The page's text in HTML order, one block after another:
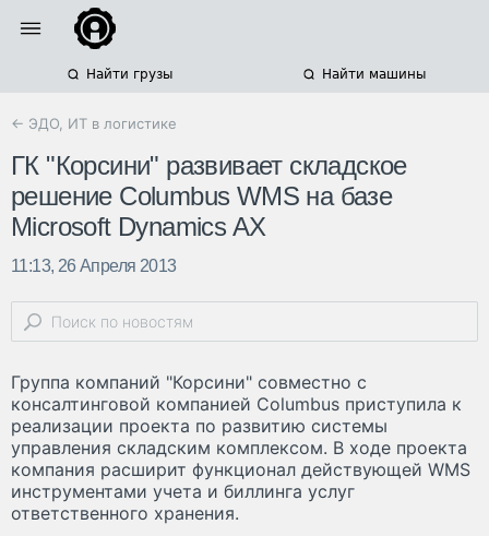
Найти грузы Найти машины
← ЭДО, ИТ в логистике
ГК "Корсини" развивает складское
решение Columbus WMS на базе
Microsoft Dynamics AX
11:13, 26 Апреля 2013
Группа компаний "Корсини" совместно с
консалтинговой компанией Columbus приступила к
реализации проекта по развитию системы
управления складским комплексом. В ходе проекта
компания расширит функционал действующей WMS
инструментами учета и биллинга услуг
ответственного хранения.